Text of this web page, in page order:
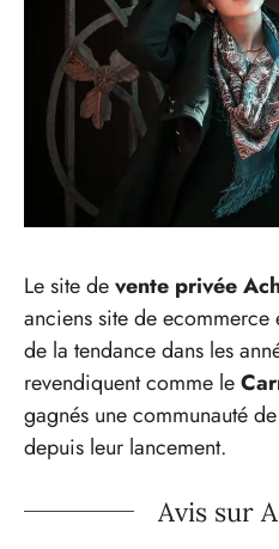
Le site devente privée
anciens site de ecommerce
de la tendance dans les
revendiquent comme le
gagnés une communauté
depuis leur lancement.
Avis sur